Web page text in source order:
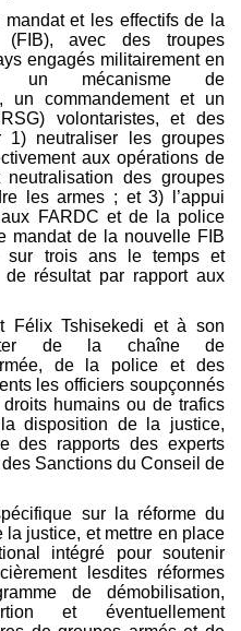
et les effectifs de la
(FIB), avec des troupes
engagés militairement en
un mécanisme de
un commandement et un
volontaristes, et des
1) neutraliser les groupes
aux opérations de
des groupes
les armes ; et 3) l’appui
FARDC et de la police
mandat de la nouvelle FIB
sur trois ans le temps et
résultat par rapport aux
Félix Tshisekedi et à son
de la chaîne de
de la police et des
les officiers soupçonnés
humains ou de trafics
disposition de la justice,
des rapports des experts
Sanctions du Conseil de
sur la réforme du
la justice, et mettre en place
intégré pour soutenir
lesdites réformes
de démobilisation,
et éventuellement